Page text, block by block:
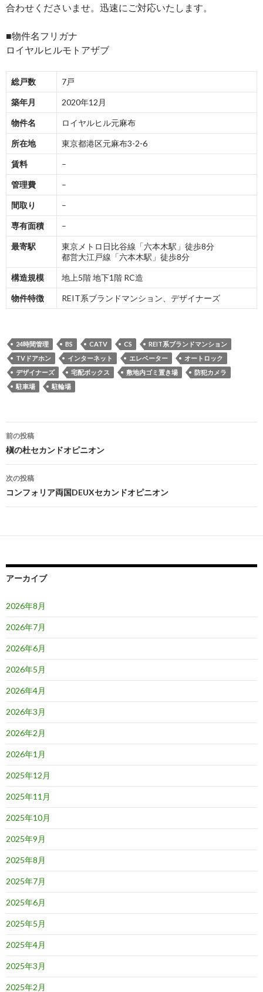
合わせくださいませ。迅速にご対応いたします。
■物件名フリガナ
ロイヤルヒルモトアザブ
総戸数 7戸
築年月 2020年12月
物件名 ロイヤルヒル元麻布
所在地 東京都港区元麻布3-2-6
賃料 –
管理費 –
間取り –
専有面積 –
最寄駅
東京メトロ日比谷線「六本木駅」徒歩8分
都営大江戸線「六本木駅」徒歩8分
構造規模 地上5階 地下1階 RC造
物件特徴 REIT系ブランドマンション、デザイナーズ
24時間管理 BS CATV CS
REIT系ブランドマンション
TVドアホン
インターネット エレベーター
オートロック
デザイナーズ
宅配ボックス 敷地内ゴミ置き場
防犯カメラ
駐車場
駐輪場
投
稿
ナ
ビ
ゲ
ー
ョ
前の投稿
槇の杜セカンドオピニオン
次の投稿
コンフォリア両国DEUXセカンドオピニオン
アーカイブ
2026年8月
2026年7月
2026年6月
2026年5月
2026年4月
2026年3月
2026年2月
2026年1月
2025年12月
2025年11月
2025年10月
2025年9月
2025年8月
2025年7月
2025年6月
2025年5月
2025年4月
2025年3月
2025年2月